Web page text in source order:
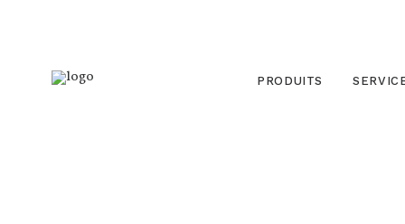
PRODUITS